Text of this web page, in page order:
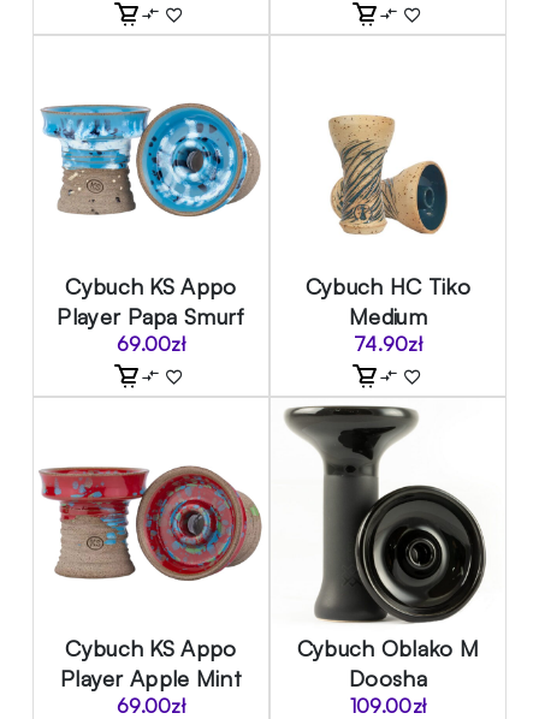
Cybuch KS Appo
Player Papa Smurf
69.00zł
Cybuch HC Tiko
Medium
74.90zł
Cybuch KS Appo
Player Apple Mint
69.00zł
Cybuch Oblako M
Doosha
109.00zł